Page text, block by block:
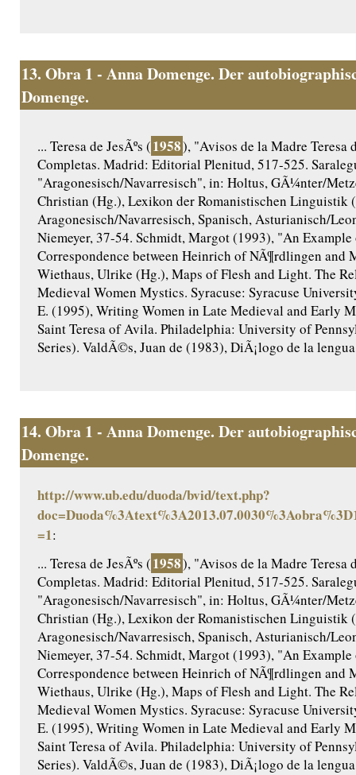
13. Obra 1 - Anna Domenge. Der
Domenge.
... Teresa de JesÃºs (1958), "Avisos de la Madre Teresa
Completas. Madrid: Editorial Plenitud, 517-525.
"Aragonesisch/Navarresisch", in: Holtus, GÃ¼nter/
Christian (Hg.), Lexikon der Romanistischen Linguistik
Aragonesisch/Navarresisch, Spanisch, Asturianisch/
Niemeyer, 37-54. Schmidt, Margot (1993), "An
Correspondence between Heinrich of NÃ¶rdlingen and
Wiethaus, Ulrike (Hg.), Maps of Flesh and Light. The
Medieval Women Mystics. Syracuse: Syracuse
E. (1995), Writing Women in Late Medieval and Early
Saint Teresa of Avila. Philadelphia: University of
Series). ValdÃ©s, Juan de (1983), DiÃ¡logo de la
14. Obra 1 - Anna Domenge. Der
Domenge.
http://www.ub.edu/duoda/bvid/text.php?
=1:
... Teresa de JesÃºs (1958), "Avisos de la Madre Teresa
Completas. Madrid: Editorial Plenitud, 517-525.
"Aragonesisch/Navarresisch", in: Holtus, GÃ¼nter/
Christian (Hg.), Lexikon der Romanistischen Linguistik
Aragonesisch/Navarresisch, Spanisch, Asturianisch/
Niemeyer, 37-54. Schmidt, Margot (1993), "An
Correspondence between Heinrich of NÃ¶rdlingen and
Wiethaus, Ulrike (Hg.), Maps of Flesh and Light. The
Medieval Women Mystics. Syracuse: Syracuse
E. (1995), Writing Women in Late Medieval and Early
Saint Teresa of Avila. Philadelphia: University of
Series). ValdÃ©s, Juan de (1983), DiÃ¡logo de la